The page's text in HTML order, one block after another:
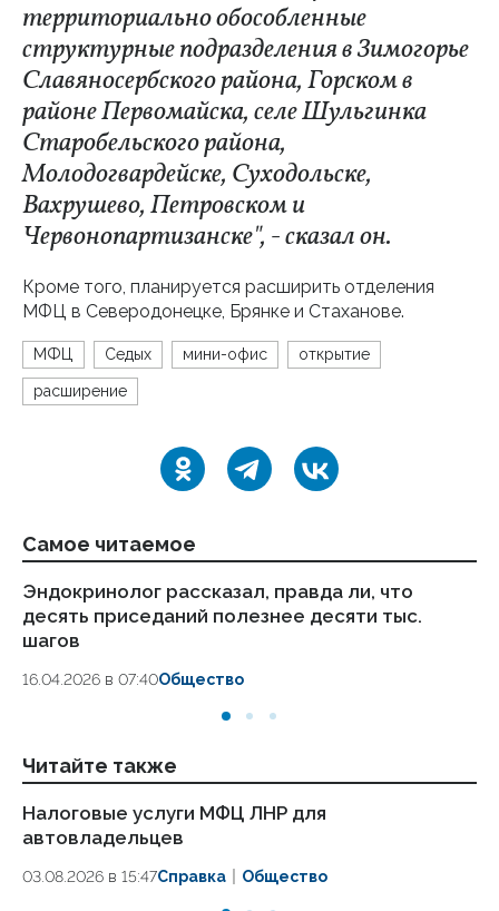
территориально обособленные
структурные подразделения в Зимогорье
Славяносербского района, Горском в
районе Первомайска, селе Шульгинка
Старобельского района,
Молодогвардейске, Суходольске,
Вахрушево, Петровском и
Червонопартизанске", - сказал он.
Кроме того, планируется расширить отделения
МФЦ в Северодонецке, Брянке и Стаханове.
МФЦ Седых мини-офис открытие
расширение
Самое читаемое
Эндокринолог рассказал, правда ли, что
десять приседаний полезнее десяти тыс.
шагов
16.04.2026 в 07:40Общество
Читайте также
Налоговые услуги МФЦ ЛНР для
автовладельцев
03.08.2026 в 15:47Справка Общество